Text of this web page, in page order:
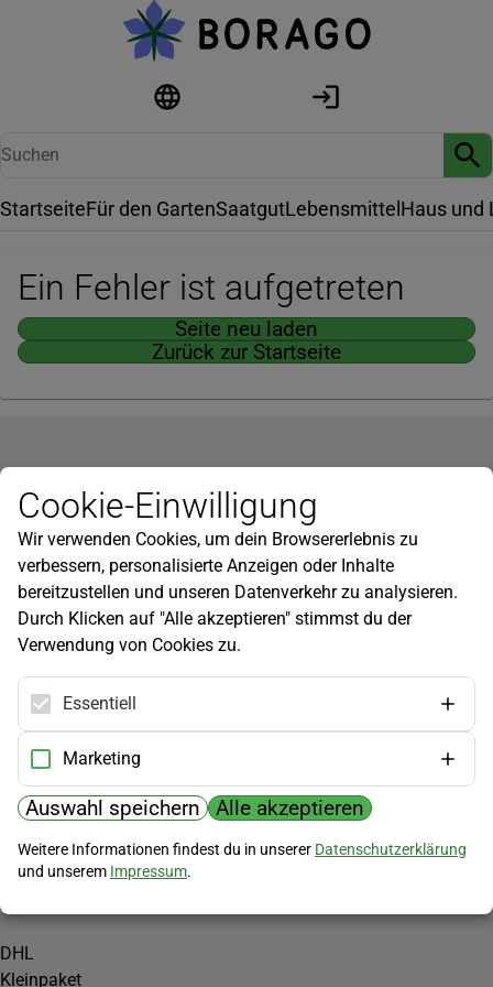
StartseiteFür den GartenSaatgutLebensmittel Haus und
Ein Fehler ist aufgetreten
Seite neu laden
Zurück zur Startseite
Newsletter
Infos zu neuen Produkten, Gartentipps und mehr findest du in
unserem Newsletter!
Jetzt anmelden
Hilfe
Kundenservice
Widerrufsbelehrung
Versandkosten
Zahlungsmöglichkeiten
PayPal
Vorkasse
Versand
DHL
Kleinpaket
Cookie-Einwilligung
Wir verwenden Cookies, um dein Browsererlebnis zu
verbessern, personalisierte Anzeigen oder Inhalte
bereitzustellen und unseren Datenverkehr zu analysieren.
Durch Klicken auf "Alle akzeptieren" stimmst du der
Verwendung von Cookies zu.
Essentiell
Marketing
Auswahl speichern Alle akzeptieren
Weitere Informationen findest du in unserer Datenschutzerklärung
und unserem Impressum.